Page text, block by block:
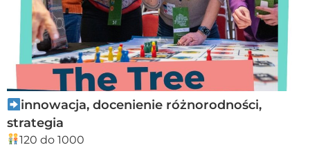
innowacja, docenienie różnorodności,
strategia
120 do 1000